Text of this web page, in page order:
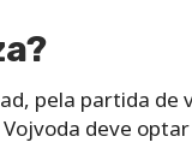
pela partida de
deve